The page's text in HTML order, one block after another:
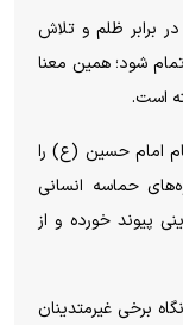
برابر ظلم و تلاش
شود؛ همین معنا
است.
امام حسین (ع) را
حماسه انسانی
پیوند خورده و از
برخی غیرمتدینان